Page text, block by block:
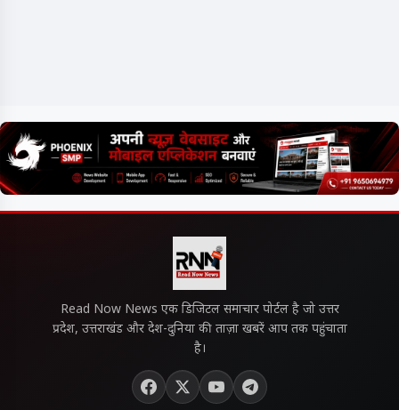
Read Now News एक डिजिटल समाचार पोर्टल है जो उत्तर
प्रदेश, उत्तराखंड और देश-दुनिया की ताज़ा खबरें आप तक पहुंचाता
है।